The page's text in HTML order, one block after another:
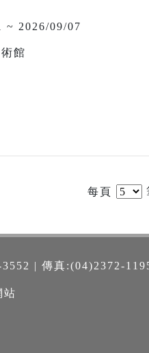
~ 2026/09/07
館
每頁
| 傳真:(04)2372-
站